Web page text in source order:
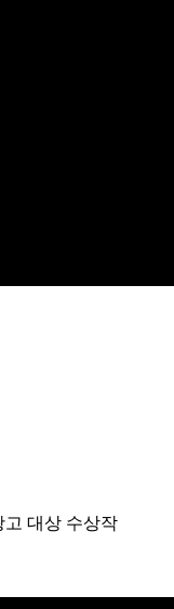
고 대상 수상작